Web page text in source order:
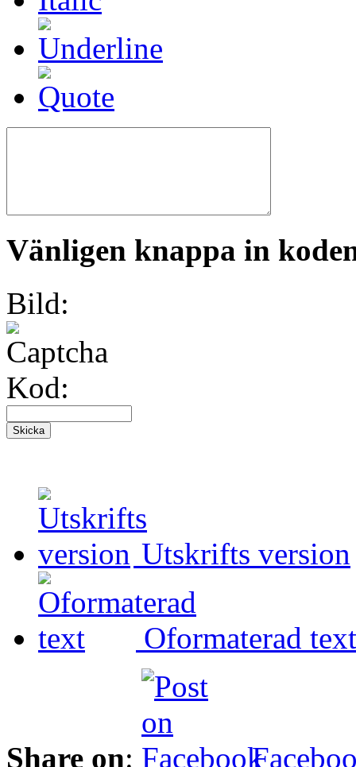
Vänligen knappa in
Bild:
Kod:
Utskrifts version
Oformaterad text
Share on: